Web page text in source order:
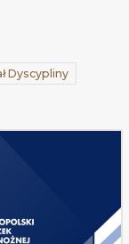
Dyscypliny